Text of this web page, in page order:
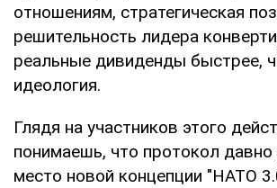
отношениям, стратегическая
решительность лидера
реальные дивиденды быстрее,
идеология.
Глядя на участников этого
понимаешь, что протокол давно
место новой концепции "НАТО